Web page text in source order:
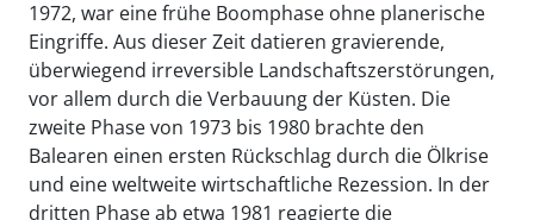
1972, war eine frühe Boomphase ohne planerische
Eingriffe. Aus dieser Zeit datieren gravierende,
überwiegend irreversible Landschaftszerstörungen,
vor allem durch die Verbauung der Küsten. Die
zweite Phase von 1973 bis 1980 brachte den
Balearen einen ersten Rückschlag durch die Ölkrise
und eine weltweite wirtschaftliche Rezession. In der
dritten Phase ab etwa 1981 reagierte die